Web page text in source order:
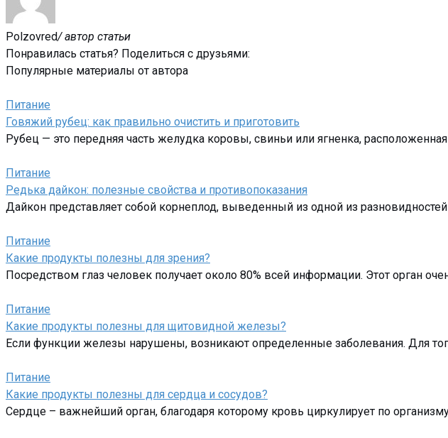
Polzovred/ автор статьи
Понравилась статья? Поделиться с друзьями:
Популярные материалы от автора
Питание
Говяжий рубец: как правильно очистить и приготовить
Рубец — это передняя часть желудка коровы, свиньи или ягненка,
Питание
Редька дайкон: полезные свойства и противопоказания
Дайкон представляет собой корнеплод, выведенный из одной из
Питание
Какие продукты полезны для зрения?
Посредством глаз человек получает около 80% всей информации. Этот орган
Питание
Какие продукты полезны для щитовидной железы?
Если функции железы нарушены, возникают определенные заболевания. Для
Питание
Какие продукты полезны для сердца и сосудов?
Сердце – важнейший орган, благодаря которому кровь циркулирует по